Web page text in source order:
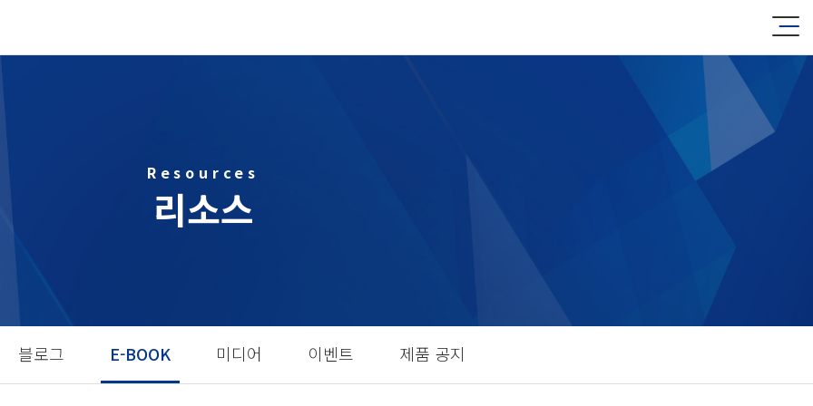
Resources
리소스
블로그 E-BOOK 미디어 이벤트 제품 공지